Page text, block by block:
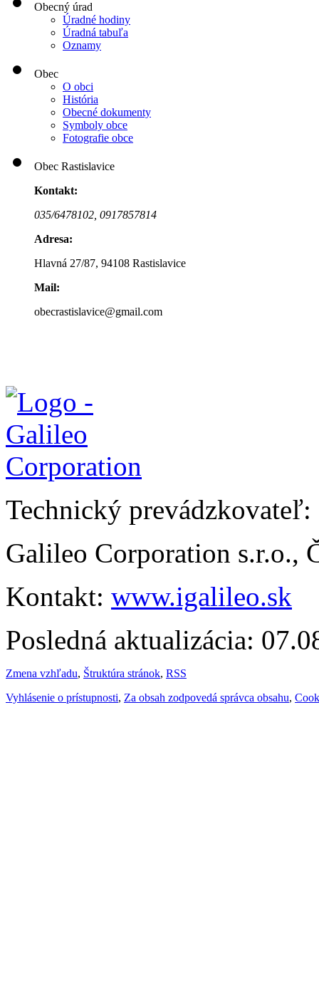
Obecný úrad
Úradné hodiny
Úradná tabuľa
Oznamy
Obec
O obci
História
Obecné dokumenty
Symboly obce
Fotografie obce
Obec Rastislavice
Kontakt:
035/6478102, 0917857814
Adresa:
Hlavná 27/87, 94108 Rastislavice
Mail:
obecrastislavice@gmail.com
Technický prevádzkovateľ:
Galileo Corporation s.r.o.,
Kontakt: www.igalileo.sk
Posledná aktualizácia:
Zmena vzhľadu, Štruktúra stránok, RSS
Vyhlásenie o prístupnosti, Za obsah zodpovedá správca obsahu,